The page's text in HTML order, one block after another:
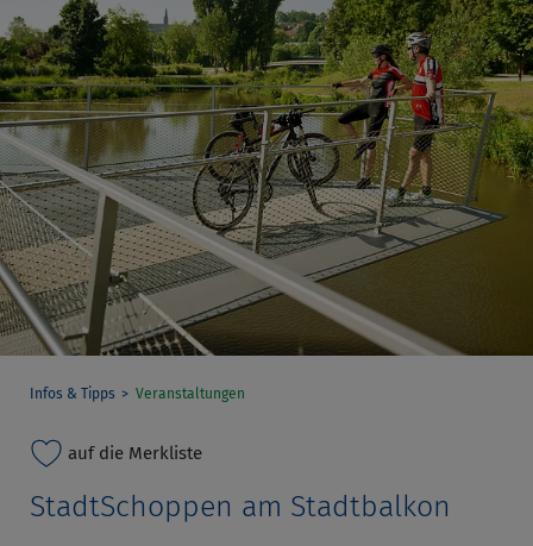
Infos & Tipps Veranstaltungen
auf die Merkliste
StadtSchoppen am Stadtbalkon